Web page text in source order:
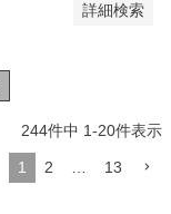
詳細検索
244件中 1-20件表示
1 2 … 13